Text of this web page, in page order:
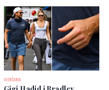
VJENČANJA